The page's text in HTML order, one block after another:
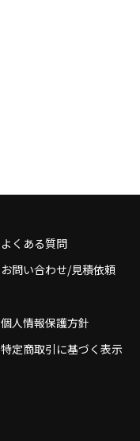
よくある質問
お問い合わせ/見積依頼
個人情報保護方針
特定商取引に基づく表示